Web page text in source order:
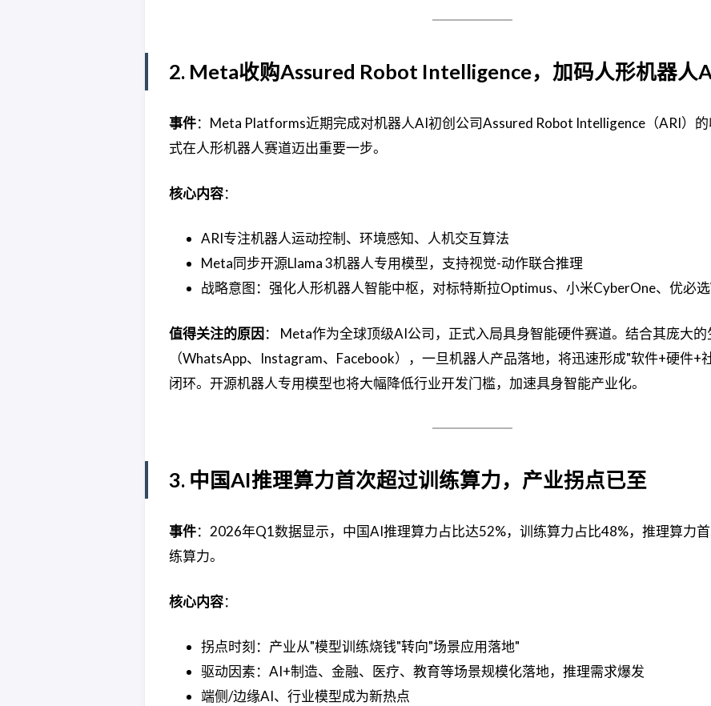
2. Meta收购Assured Robot Intelligence，加码人形机器人
事件：Meta Platforms近期完成对机器人AI初创公司Assured Robot Intelligence（ARI）
式在人形机器人赛道迈出重要一步。
核心内容：
ARI专注机器人运动控制、环境感知、人机交互算法
Meta同步开源Llama 3机器人专用模型，支持视觉-动作联合推理
战略意图：强化人形机器人智能中枢，对标特斯拉Optimus、小米CyberOne、优必
值得关注的原因： Meta作为全球顶级AI公司，正式入局具身智能硬件赛道。结合其庞大
（WhatsApp、Instagram、Facebook），一旦机器人产品落地，将迅速形成"软件+硬件+
闭环。开源机器人专用模型也将大幅降低行业开发门槛，加速具身智能产业化。
3. 中国AI推理算力首次超过训练算力，产业拐点已至
事件：2026年Q1数据显示，中国AI推理算力占比达52%，训练算力占比48%，推理算力首
练算力。
核心内容：
拐点时刻：产业从"模型训练烧钱"转向"场景应用落地"
驱动因素：AI+制造、金融、医疗、教育等场景规模化落地，推理需求爆发
端侧/边缘AI、行业模型成为新热点